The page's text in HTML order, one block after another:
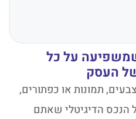
על כל
של העסק
תמונות או כפתורים,
הנכס הדיגיטלי שאתם